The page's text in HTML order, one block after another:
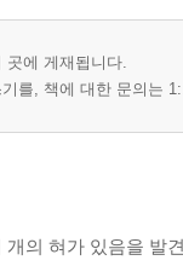
곳에 게재됩니다.
를, 책에 대한 문의는
의 혀가 있음을 발